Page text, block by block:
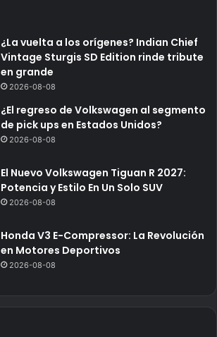
¿La vuelta a los orígenes? Indian Chief
Vintage Sturgis SD Edition rinde tribute
en grande
2026-08-08
¿El regreso de Volkswagen al segmento
de pick ups en Estados Unidos?
2026-08-08
El Nuevo Volkswagen Tiguan R 2027:
Potencia y Estilo En Un Solo SUV
2026-08-08
Honda V3 E-Compressor: La Revolución
en Motores Deportivos
2026-08-08